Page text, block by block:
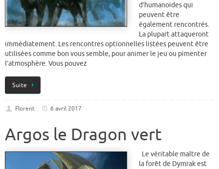
d’humanoïdes qui
peuvent être
également rencontrés.
La plupart attaqueront
immédiatement. Les rencontres optionnelles listées peuvent être
utilisées comme bon vous semble, pour animer le jeu ou pimenter
l’atmosphère. Vous pouvez
Suite
Florent 6 avril 2017
Argos le Dragon vert
Le véritable maître de
la forêt de Dymrak est